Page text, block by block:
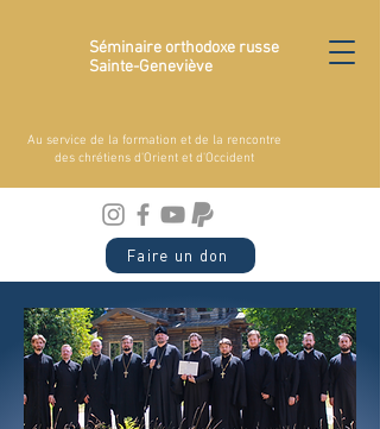
Séminaire orthodoxe russe
Sainte-Geneviève
Au service de la formation et de la rencontre
des chrétiens d'Orient et d'Occident
Faire un don